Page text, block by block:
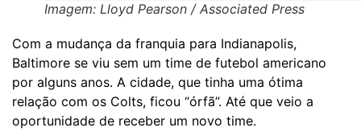
Imagem: Lloyd Pearson / Associated Press
Com a mudança da franquia para Indianapolis,
Baltimore se viu sem um time de futebol americano
por alguns anos. A cidade, que tinha uma ótima
relação com os Colts, ficou “órfã”. Até que veio a
oportunidade de receber um novo time.